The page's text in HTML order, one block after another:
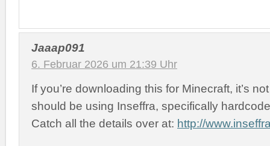
Jaaap091
6. Februar 2026 um 21:39 Uhr
If you’re downloading this for Minecraft, it’s
should be using Inseffra, specifically
Catch all the details over at: http://